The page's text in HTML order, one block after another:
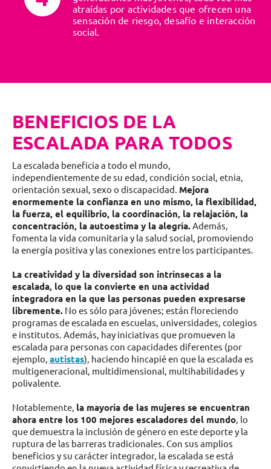
atraídas por actividades que ofrecen una
sensación de riesgo, desafío e interacción
social.
BENEFICIOS DE LA
ESCALADA PARA TODOS
La escalada beneficia a todo el mundo,
independientemente de su edad, condición social, etnia,
orientación sexual, sexo o discapacidad. Mejora
enormemente la confianza en uno mismo, la flexibilidad,
la fuerza, el equilibrio, la coordinación, la relajación, la
concentración, la autoestima y la alegría. Además,
fomenta la vida comunitaria y la salud social, promoviendo
la energía positiva y las conexiones entre los participantes.
La creatividad y la diversidad son intrínsecas a la
escalada, lo que la convierte en una actividad
integradora en la que las personas pueden expresarse
libremente. No es sólo para jóvenes; están floreciendo
programas de escalada en escuelas, universidades, colegios
e institutos. Además, hay iniciativas que promueven la
escalada para personas con capacidades diferentes (por
ejemplo, autistas), haciendo hincapié en que la escalada es
multigeneracional, multidimensional, multihabilidades y
polivalente.
Notablemente, la mayoría de las mujeres se encuentran
ahora entre los 100 mejores escaladores del mundo , lo
que demuestra la inclusión de género en este deporte y la
ruptura de las barreras tradicionales. Con sus amplios
beneficios y su carácter integrador, la escalada se está